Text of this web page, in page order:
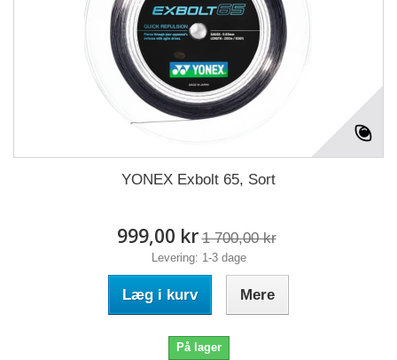
YONEX Exbolt 65, Sort
999,00 kr 1 700,00 kr
Levering: 1-3 dage
Læg i kurv Mere
På lager